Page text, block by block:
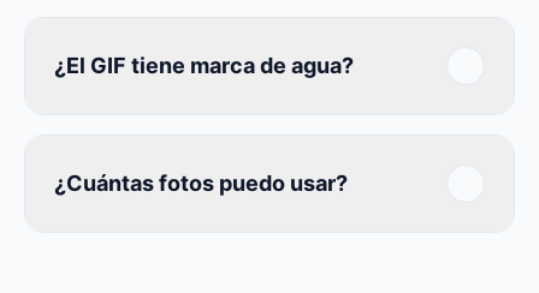
¿El GIF tiene marca de agua?
¿Cuántas fotos puedo usar?